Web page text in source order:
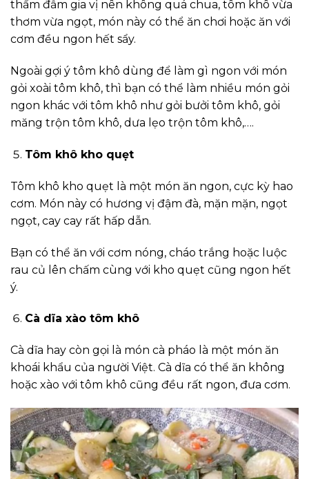
thấm đẫm gia vị nên không quá chua, tôm khô vừa
thơm vừa ngọt, món này có thể ăn chơi hoặc ăn với
cơm đều ngon hết sẩy.
Ngoài gợi ý tôm khô dùng để làm gì ngon với món
gỏi xoài tôm khô, thì bạn có thể làm nhiều món gỏi
ngon khác với tôm khô như gỏi bưởi tôm khô, gỏi
măng trộn tôm khô, dưa lẹo trộn tôm khô,….
Tôm khô kho quẹt
Tôm khô kho quẹt là một món ăn ngon, cực kỳ hao
cơm. Món này có hương vị đậm đà, mặn mặn, ngọt
ngọt, cay cay rất hấp dẫn.
Bạn có thể ăn với cơm nóng, cháo trắng hoặc luộc
rau củ lên chấm cùng với kho quẹt cũng ngon hết
ý.
Cà dĩa xào tôm khô
Cà dĩa hay còn gọi là món cà pháo là một món ăn
khoái khẩu của người Việt. Cà dĩa có thể ăn không
hoặc xào với tôm khô cũng đều rất ngon, đưa cơm.